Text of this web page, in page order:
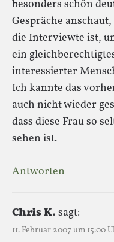
besonders schön
Gespräche
die Interviewte ist,
ein
interessierter
Ich kannte das
auch nicht wieder
dass diese Frau so
sehen ist.
Antworten
Chris K. sagt:
11. Februar 2007 um 15:00